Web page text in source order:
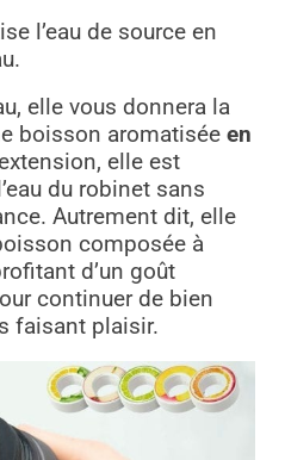
l’eau de source en
elle vous donnera la
boisson aromatisée en
elle est
du robinet sans
Autrement dit, elle
composée à
d’un goût
continuer de bien
faisant plaisir.